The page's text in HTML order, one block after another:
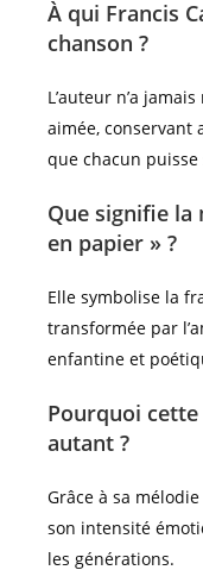
À qui Francis
chanson ?
L’auteur n’a
aimée, conservant
que chacun puisse
Que signifie la
en papier » ?
Elle symbolise la
transformée par
enfantine et
Pourquoi
autant ?
Grâce à sa
son intensité
les générations.